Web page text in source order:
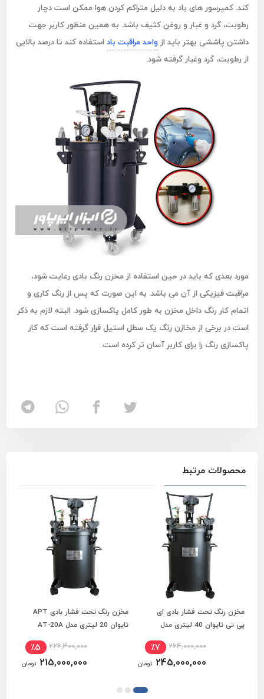
کند. کمپرسور های باد به دلیل متراکم کردن هوا ممکن است دچار
رطوبت، گرد و غبار و روغن کثیف باشد. به همین منظور کاربر جهت
داشتن پاششی بهتر باید ازواحد مراقبت باد استفاده کند تا درصد بالایی
از رطوبت، گرد وغبار گرفته شود.
مورد بعدی که باید در حین استفاده از مخزن رنگ بادی رعایت شود،
مراقبت فیزیکی از آن می باشد. به این صورت که پس از رنگ کاری و
اتمام کار رنگ داخل مخزن به طور کامل پاکسازی شود. البته لازم به ذکر
است در برخی از مخازن رنگ یک سطل استیل قرار گرفته است که کار
پاکسازی رنگ را برای کاربر آسان تر کرده است.
محصولات مرتبط
افزودن به سبد خرید
مخزن رنگ تحت فشار بادی ای
پی تی تایوان 40 لیتری مدل
264,000,000 ٪7
245,000,000 تومان
افزودن به سبد خریدمخزن رنگ تحت فشار بادی APT
تایوان 20 لیتری مدل AT-20A
226,400,000 ٪5
215,000,000 تومان